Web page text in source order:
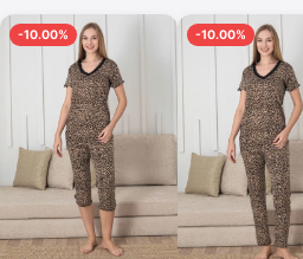
-10.00% -10.00%